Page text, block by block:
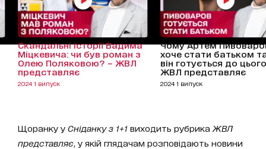
Скандальні історії Вадима
Міцкевича: чи був роман з
Олею Поляковою? – ЖВЛ
представляє
2024 1 випуск
Чому Артем
хоче стати батьком
він готується до
ЖВЛ представляє
2024 1 випуск
Щоранку у Сніданку з 1+1 виходить рубрика ЖВЛ
представляє , у якій глядачам розповідають новини